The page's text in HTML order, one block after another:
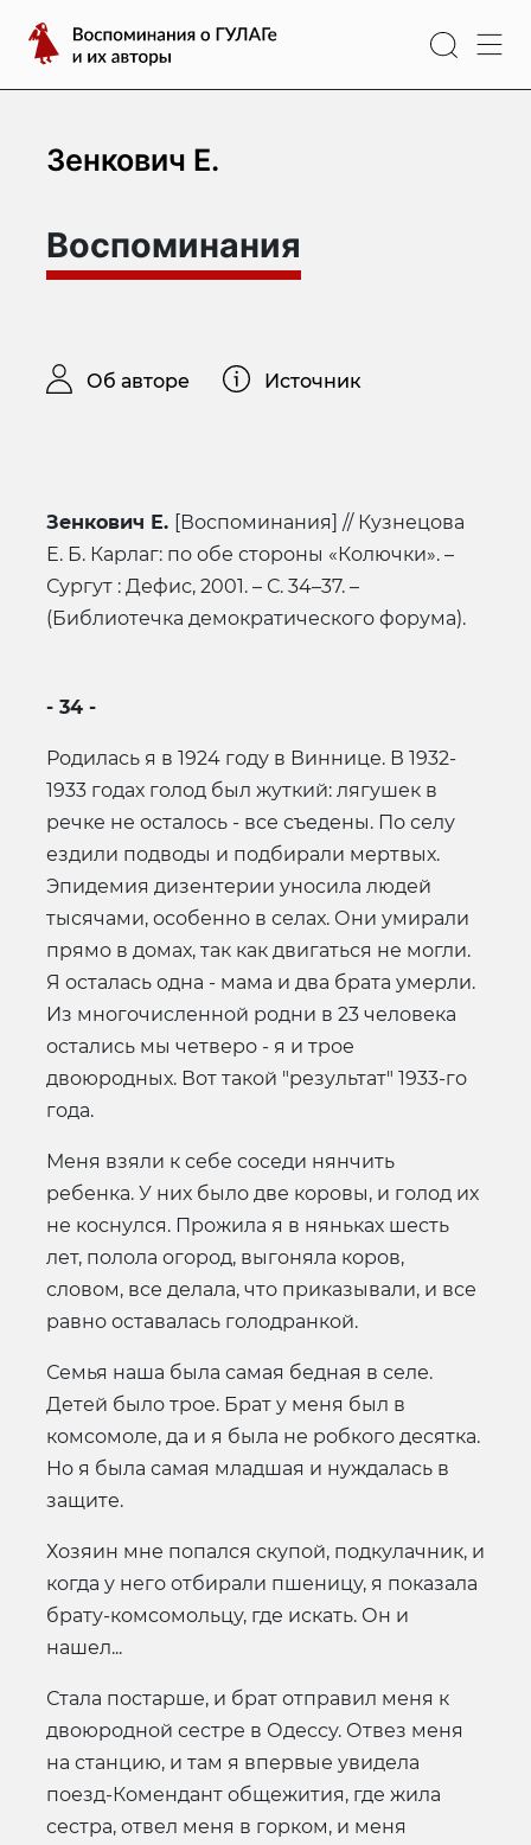
содержимому
Воспоминания
о
ГУЛАГе
их
авторы
Зенкович Е.
Воспоминания
Об авторе Источник
Зенкович Е. [Воспоминания] // Кузнецова
Е. Б. Карлаг: по обе стороны «Колючки». –
Сургут : Дефис, 2001. – С. 34–37. –
(Библиотечка демократического форума).
- 34 -
Родилась я в 1924 году в Виннице. В 1932-
1933 годах голод был жуткий: лягушек в
речке не осталось - все съедены. По селу
ездили подводы и подбирали мертвых.
Эпидемия дизентерии уносила людей
тысячами, особенно в селах. Они умирали
прямо в домах, так как двигаться не могли.
Я осталась одна - мама и два брата умерли.
Из многочисленной родни в 23 человека
остались мы четверо - я и трое
двоюродных. Вот такой "результат" 1933-го
года.
Меня взяли к себе соседи нянчить
ребенка. У них было две коровы, и голод их
не коснулся. Прожила я в няньках шесть
лет, полола огород, выгоняла коров,
словом, все делала, что приказывали, и все
равно оставалась голодранкой.
Семья наша была самая бедная в селе.
Детей было трое. Брат у меня был в
комсомоле, да и я была не робкого десятка.
Но я была самая младшая и нуждалась в
защите.
Хозяин мне попался скупой, подкулачник, и
когда у него отбирали пшеницу, я показала
брату-комсомольцу, где искать. Он и
нашел...
Стала постарше, и брат отправил меня к
двоюродной сестре в Одессу. Отвез меня
на станцию, и там я впервые увидела
поезд-Комендант общежития, где жила
сестра, отвел меня в горком, и меня